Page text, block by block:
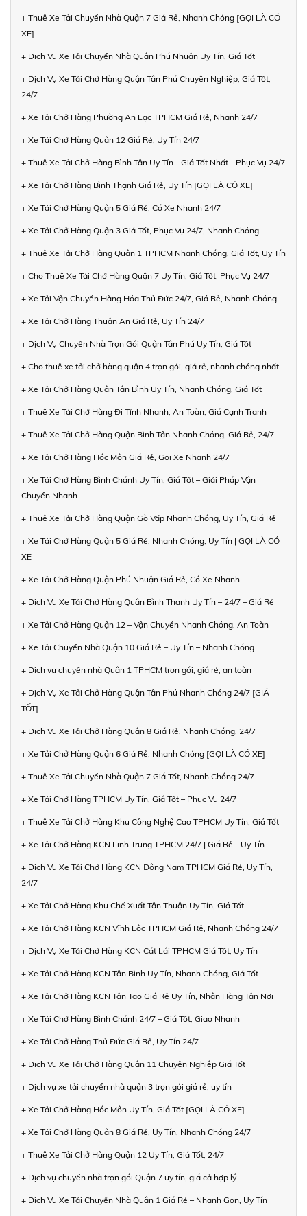
+ Thuê Xe Tải Chuyển Nhà Quận 7 Giá Rẻ, Nhanh Chóng [GỌI LÀ CÓ
XE]
+ Dịch Vụ Xe Tải Chuyển Nhà Quận Phú Nhuận Uy Tín, Giá Tốt
+ Dịch Vụ Xe Tải Chở Hàng Quận Tân Phú Chuyên Nghiệp, Giá Tốt,
24/7
+ Xe Tải Chở Hàng Phường An Lạc TPHCM Giá Rẻ, Nhanh 24/7
+ Xe Tải Chở Hàng Quận 12 Giá Rẻ, Uy Tín 24/7
+ Thuê Xe Tải Chở Hàng Bình Tân Uy Tín - Giá Tốt Nhất - Phục Vụ 24/7
+ Xe Tải Chở Hàng Bình Thạnh Giá Rẻ, Uy Tín [GỌI LÀ CÓ XE]
+ Xe Tải Chở Hàng Quận 5 Giá Rẻ, Có Xe Nhanh 24/7
+ Xe Tải Chở Hàng Quận 3 Giá Tốt, Phục Vụ 24/7, Nhanh Chóng
+ Thuê Xe Tải Chở Hàng Quận 1 TPHCM Nhanh Chóng, Giá Tốt, Uy Tín
+ Cho Thuê Xe Tải Chở Hàng Quận 7 Uy Tín, Giá Tốt, Phục Vụ 24/7
+ Xe Tải Vận Chuyển Hàng Hóa Thủ Đức 24/7, Giá Rẻ, Nhanh Chóng
+ Xe Tải Chở Hàng Thuận An Giá Rẻ, Uy Tín 24/7
+ Dịch Vụ Chuyển Nhà Trọn Gói Quận Tân Phú Uy Tín, Giá Tốt
+ Cho thuê xe tải chở hàng quận 4 trọn gói, giá rẻ, nhanh chóng nhất
+ Xe Tải Chở Hàng Quận Tân Bình Uy Tín, Nhanh Chóng, Giá Tốt
+ Thuê Xe Tải Chở Hàng Đi Tỉnh Nhanh, An Toàn, Giá Cạnh Tranh
+ Thuê Xe Tải Chở Hàng Quận Bình Tân Nhanh Chóng, Giá Rẻ, 24/7
+ Xe Tải Chở Hàng Hóc Môn Giá Rẻ, Gọi Xe Nhanh 24/7
+ Xe Tải Chở Hàng Bình Chánh Uy Tín, Giá Tốt – Giải Pháp Vận
Chuyển Nhanh
+ Thuê Xe Tải Chở Hàng Quận Gò Vấp Nhanh Chóng, Uy Tín, Giá Rẻ
+ Xe Tải Chở Hàng Quận 5 Giá Rẻ, Nhanh Chóng, Uy Tín | GỌI LÀ CÓ
XE
+ Xe Tải Chở Hàng Quận Phú Nhuận Giá Rẻ, Có Xe Nhanh
+ Dịch Vụ Xe Tải Chở Hàng Quận Bình Thạnh Uy Tín – 24/7 – Giá Rẻ
+ Xe Tải Chở Hàng Quận 12 – Vận Chuyển Nhanh Chóng, An Toàn
+ Xe Tải Chuyển Nhà Quận 10 Giá Rẻ – Uy Tín – Nhanh Chóng
+ Dịch vụ chuyển nhà Quận 1 TPHCM trọn gói, giá rẻ, an toàn
+ Dịch Vụ Xe Tải Chở Hàng Quận Tân Phú Nhanh Chóng 24/7 [GIÁ
TỐT]
+ Dịch Vụ Xe Tải Chở Hàng Quận 8 Giá Rẻ, Nhanh Chóng, 24/7
+ Xe Tải Chở Hàng Quận 6 Giá Rẻ, Nhanh Chóng [GỌI LÀ CÓ XE]
+ Thuê Xe Tải Chuyển Nhà Quận 7 Giá Tốt, Nhanh Chóng 24/7
+ Xe Tải Chở Hàng TPHCM Uy Tín, Giá Tốt – Phục Vụ 24/7
+ Thuê Xe Tải Chở Hàng Khu Công Nghệ Cao TPHCM Uy Tín, Giá Tốt
+ Xe Tải Chở Hàng KCN Linh Trung TPHCM 24/7 | Giá Rẻ - Uy Tín
+ Dịch Vụ Xe Tải Chở Hàng KCN Đông Nam TPHCM Giá Rẻ, Uy Tín,
24/7
+ Xe Tải Chở Hàng Khu Chế Xuất Tân Thuận Uy Tín, Giá Tốt
+ Xe Tải Chở Hàng KCN Vĩnh Lộc TPHCM Giá Rẻ, Nhanh Chóng 24/7
+ Dịch Vụ Xe Tải Chở Hàng KCN Cát Lái TPHCM Giá Tốt, Uy Tín
+ Xe Tải Chở Hàng KCN Tân Bình Uy Tín, Nhanh Chóng, Giá Tốt
+ Xe Tải Chở Hàng KCN Tân Tạo Giá Rẻ Uy Tín, Nhận Hàng Tận Nơi
+ Xe Tải Chở Hàng Bình Chánh 24/7 – Giá Tốt, Giao Nhanh
+ Xe Tải Chở Hàng Thủ Đức Giá Rẻ, Uy Tín 24/7
+ Dịch Vụ Xe Tải Chở Hàng Quận 11 Chuyên Nghiệp Giá Tốt
+ Dịch vụ xe tải chuyển nhà quận 3 trọn gói giá rẻ, uy tín
+ Xe Tải Chở Hàng Hóc Môn Uy Tín, Giá Tốt [GỌI LÀ CÓ XE]
+ Xe Tải Chở Hàng Quận 8 Giá Rẻ, Uy Tín, Nhanh Chóng 24/7
+ Thuê Xe Tải Chở Hàng Quận 12 Uy Tín, Giá Tốt, 24/7
+ Dịch vụ chuyển nhà trọn gói Quận 7 uy tín, giá cả hợp lý
+ Dịch Vụ Xe Tải Chuyển Nhà Quận 1 Giá Rẻ – Nhanh Gọn, Uy Tín